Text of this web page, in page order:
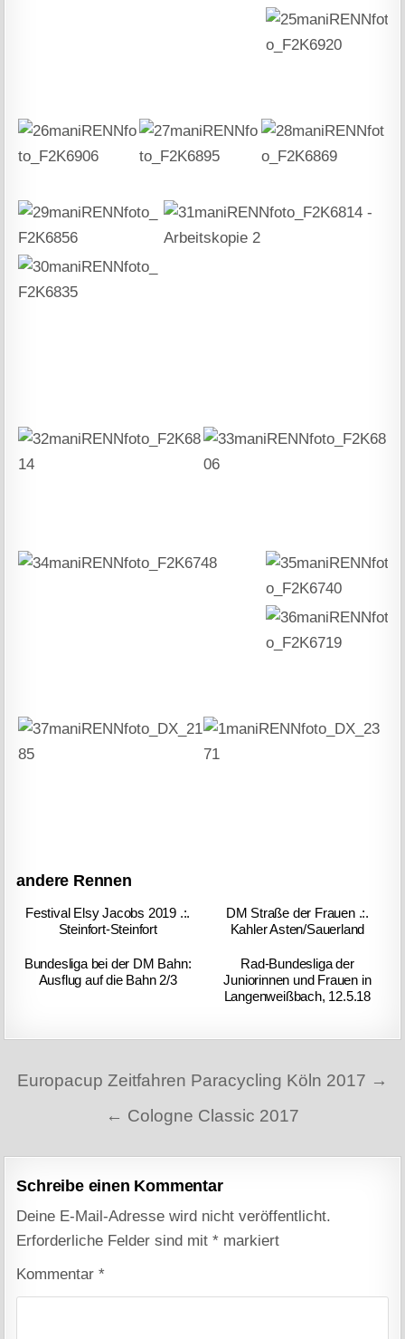
andere Rennen
Festival Elsy Jacobs 2019 .:.
Steinfort-Steinfort
DM Straße der Frauen .:.
Kahler Asten/Sauerland
Bundesliga bei der DM Bahn:
Ausflug auf die Bahn 2/3
Rad-Bundesliga der
Juniorinnen und Frauen in
Langenweißbach, 12.5.18
Beitragsnavigation
Europacup Zeitfahren Paracycling Köln 2017 →
← Cologne Classic 2017
Schreibe einen Kommentar
Deine E-Mail-Adresse wird nicht veröffentlicht.
Erforderliche Felder sind mit* markiert
Kommentar*